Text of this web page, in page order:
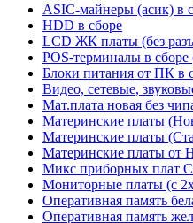
ASIC-майнеры (асик) в
HDD в сборе
LCD ЖК платы (без
POS-терминалы в
Блоки питания от ПК в
Видео, сетевые,
Мат.плата новая без
Материнские платы
Материнские платы
Материнские платы от
Микс приборных плат
Мониторные платы (с
Оперативная память
Оперативная память